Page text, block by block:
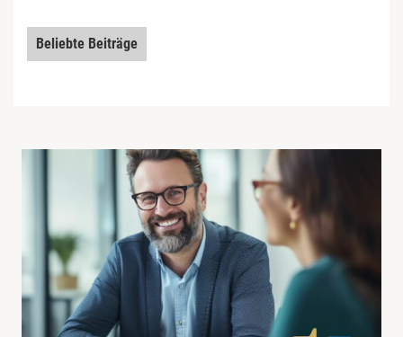
Beliebte Beiträge